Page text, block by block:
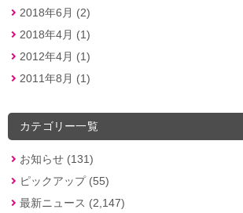
2018年6月 (2)
2018年4月 (1)
2012年4月 (1)
2011年8月 (1)
カテゴリー一覧
お知らせ (131)
ピックアップ (55)
最新ニュース (2,147)